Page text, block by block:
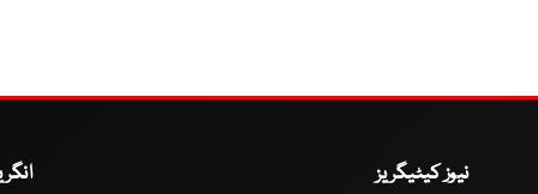
نیوز کیٹیگریز